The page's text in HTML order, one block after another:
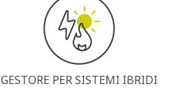
GESTORE PER SISTEMI IBRIDI